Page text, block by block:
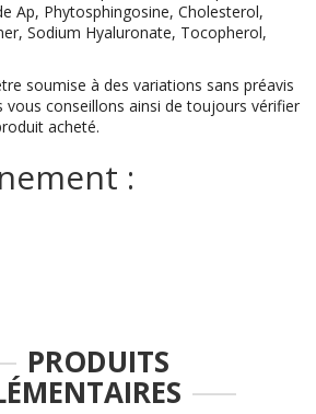
Ap, Phytosphingosine, Cholesterol,
Sodium Hyaluronate, Tocopherol,
soumise à des variations sans préavis
vous conseillons ainsi de toujours vérifier
acheté.
:
PRODUITS